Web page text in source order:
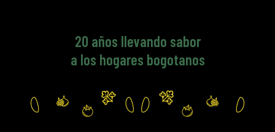
20 años llevando sabor
a los hogares bogotanos